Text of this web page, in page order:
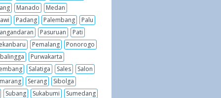
Manado
Medan
Padang Palembang
Palu
Pasuruan
Pati
Pemalang
Ponorogo
Purwakarta
Salatiga Sales
Salon
Serang
Sibolga
Subang
Sukabumi
Sumedang